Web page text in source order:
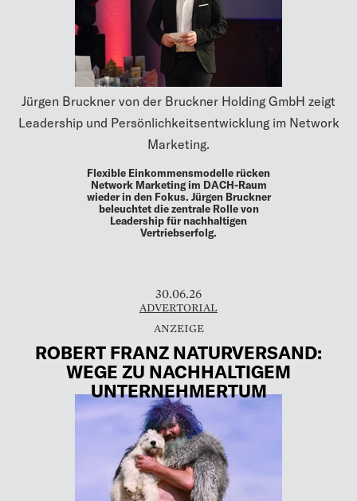
Jürgen Bruckner von der Bruckner Holding GmbH zeigt
Leadership und Persönlichkeitsentwicklung im Network
Marketing.
Flexible Einkommensmodelle rücken
Network Marketing im DACH-Raum
wieder in den Fokus. Jürgen Bruckner
beleuchtet die zentrale Rolle von
Leadership für nachhaltigen
Vertriebserfolg.
30.06.26
ADVERTORIAL
ROBERT FRANZ NATURVERSAND:
WEGE ZU NACHHALTIGEM
UNTERNEHMERTUM